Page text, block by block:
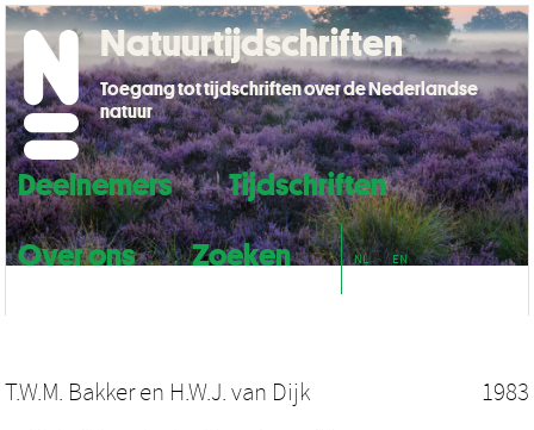
Deelnemers
Tijdschriften
Over ons
Zoeken NL EN
Natuurtijdschriften
Toegang tot tijdschriften over de Nederlandse
natuur
T.W.M. Bakkeren H.W.J. van Dijk 1983